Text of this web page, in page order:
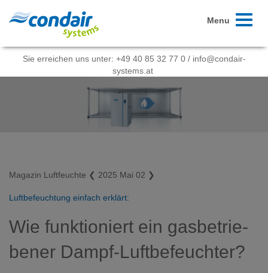
Toggle
Menu
Sie erreichen uns unter: +49 40 85 32 77 0/ info@condair-
systems.at
Magazin Luftfeuchte ❮ 2025 Mai 02 ❯
Luftbefeuchtung einfach erklärt:
Wie funktioniert ein gasbetrie­
bener Dampf-Luftbefeuchter?